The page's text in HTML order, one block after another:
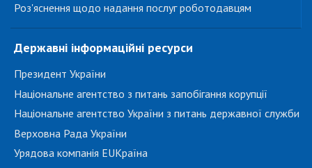
Роз'яснення щодо надання послуг роботодавцям
Державні інформаційні ресурси
Президент України
Національне агентство з питань запобігання корупції
Національне агентство України з питань державної служби
Верховна Рада України
Урядова компанія EUКраїна